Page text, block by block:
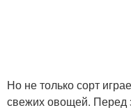
Но не только сорт
свежих овощей. Перед